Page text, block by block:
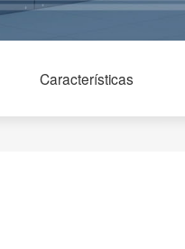
Características